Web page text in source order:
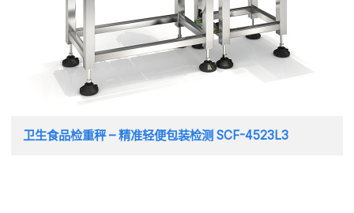
卫生食品检重秤 – 精准轻便包装检测 SCF-4523L3